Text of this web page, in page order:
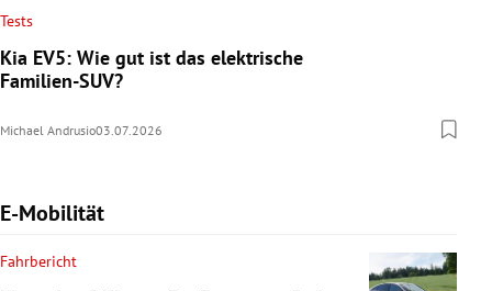
Tests
Kia EV5: Wie gut ist das elektrische
Familien-SUV?
Michael Andrusio03.07.2026
E-Mobilität
Fahrbericht